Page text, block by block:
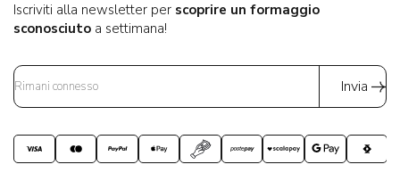
Iscriviti alla newsletter per scoprire un formaggio
sconosciuto a settimana!
Invia